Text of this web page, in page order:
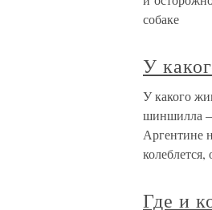
собаке
У
У какого
шиншилла
Аргентине
Где и